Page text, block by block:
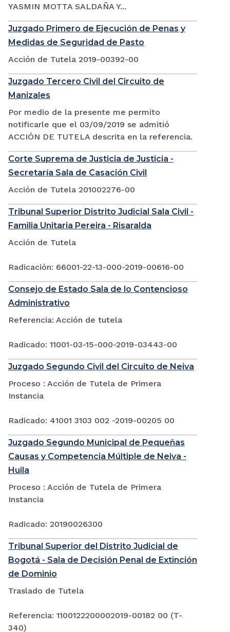
YASMIN MOTTA SALDAÑA Y...
Juzgado Primero de Ejecución de Penas y
Medidas de Seguridad de Pasto
Acción de Tutela 2019-00392-00
Juzgado Tercero Civil del Circuito de
Manizales
Por medio de la presente me permito
notificarle que el 03/09/2019 se admitió
ACCIÓN DE TUTELA descrita en la referencia.
Corte Suprema de Justicia de Justicia -
Secretaría Sala de Casación Civil
Acción de Tutela 201002276-00
Tribunal Superior Distrito Judicial Sala Civil -
Familia Unitaria Pereira - Risaralda
Acción de Tutela
Radicación: 66001-22-13-000-2019-00616-00
Consejo de Estado Sala de lo Contencioso
Administrativo
Referencia: Acción de tutela
Radicado: 11001-03-15-000-2019-03443-00
Juzgado Segundo Civil del Circuito de Neiva
Proceso : Acción de Tutela de Primera
Instancia
Radicado: 41001 3103 002 -2019-00205 00
Juzgado Segundo Municipal de Pequeñas
Causas y Competencia Múltiple de Neiva -
Huila
Proceso : Acción de Tutela de Primera
Instancia
Radicado: 20190026300
Tribunal Superior del Distrito Judicial de
Bogotá - Sala de Decisión Penal de Extinción
de Dominio
Traslado de Tutela
Referencia: 1100122200002019-00182 00 (T-
340)